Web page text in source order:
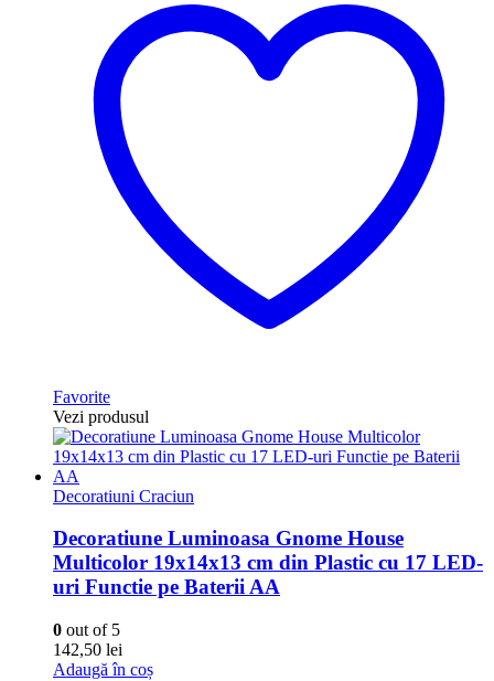
Favorite
Vezi produsul
Decoratiuni Craciun
Decoratiune Luminoasa Gnome House
Multicolor 19x14x13 cm din Plastic cu 17 LED-
uri Functie pe Baterii AA
0 out of 5
142,50 lei
Adaugă în coș